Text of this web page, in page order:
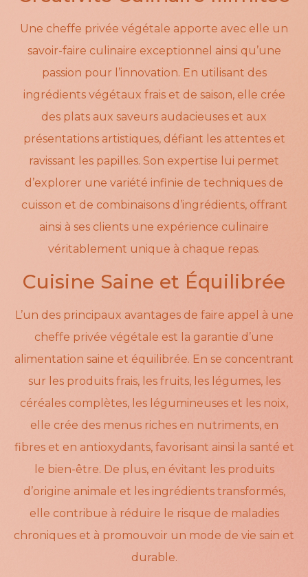
Une cheffe privée végétale apporte avec elle un
savoir-faire culinaire exceptionnel ainsi qu’une
passion pour l’innovation. En utilisant des
ingrédients végétaux frais et de saison, elle crée
des plats aux saveurs audacieuses et aux
présentations artistiques, défiant les attentes et
ravissant les papilles. Son expertise lui permet
d’explorer une variété infinie de techniques de
cuisson et de combinaisons d’ingrédients, offrant
ainsi à ses clients une expérience culinaire
véritablement unique à chaque repas.
Cuisine Saine et Équilibrée
L’un des principaux avantages de faire appel à une
cheffe privée végétale est la garantie d’une
alimentation saine et équilibrée. En se concentrant
sur les produits frais, les fruits, les légumes, les
céréales complètes, les légumineuses et les noix,
elle crée des menus riches en nutriments, en
fibres et en antioxydants, favorisant ainsi la santé et
le bien-être. De plus, en évitant les produits
d’origine animale et les ingrédients transformés,
elle contribue à réduire le risque de maladies
chroniques et à promouvoir un mode de vie sain et
durable.